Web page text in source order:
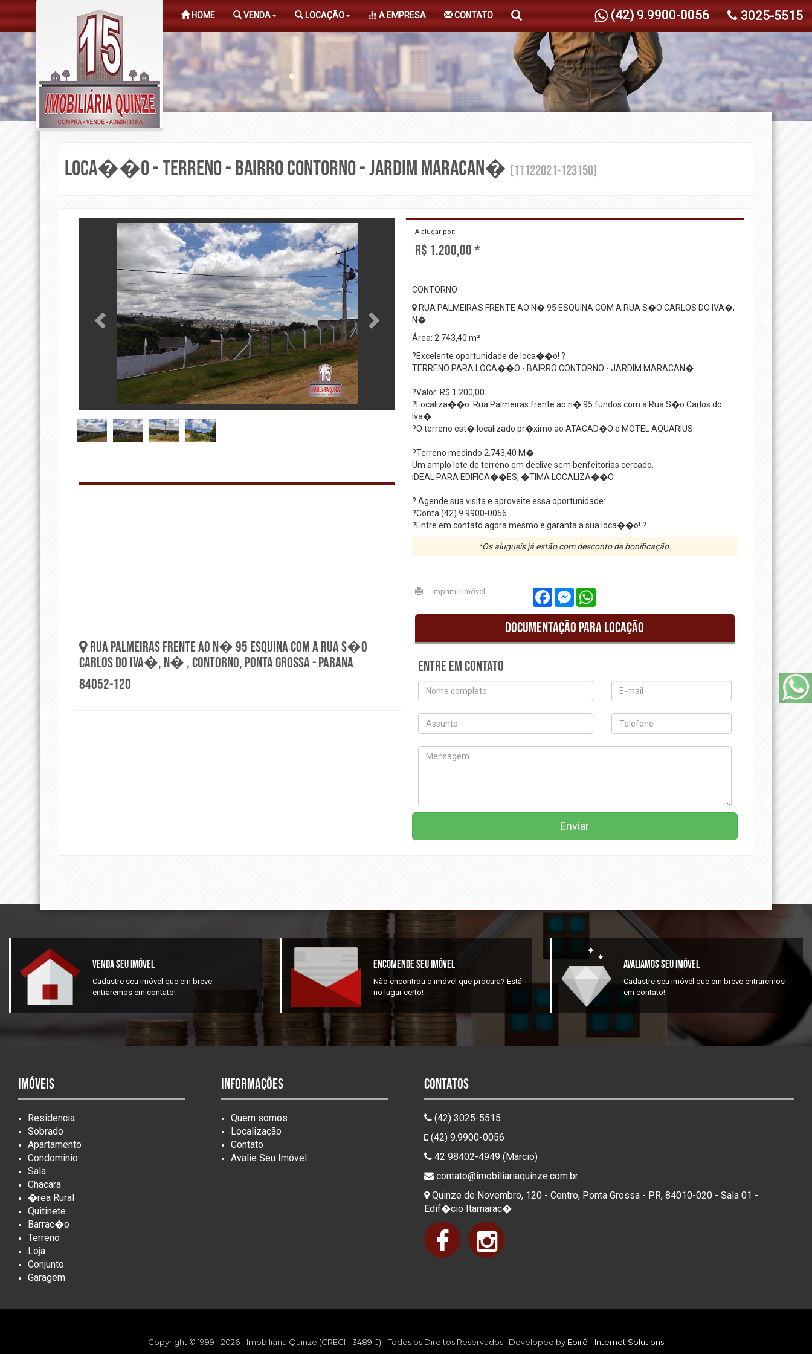
HOME VENDA LOCAÇÃO A EMPRESA CONTATO (42) 9.9900-0056 3025-5515
LOCA��O - TERRENO - BAIRRO CONTORNO - JARDIM MARACAN� [11122021-123150]
Previous
rUA PALMEIRAS FRENTE AO N� 95 ESQUINA COM A RUA S�O
CARLOS DO IVA�, n� , contorno, ponta grossa - Parana
84052-120
A alugar por:
R$ 1.200,00 *
CONTORNO
RUA PALMEIRAS FRENTE AO N� 95 ESQUINA COM A RUA S�O CARLOS DO IVA�,
N�
Área: 2.743,40 m²
?Excelente oportunidade de loca��o! ?
TERRENO PARA LOCA��O - BAIRRO CONTORNO - JARDIM MARACAN�
?Valor: R$ 1.200,00
?Localiza��o: Rua Palmeiras frente ao n� 95 fundos com a Rua S�o Carlos do
Iva�.
?O terreno est� localizado pr�ximo ao ATACAD�O e MOTEL AQUARIUS.
?Terreno medindo 2.743,40 M�.
Um amplo lote de terreno em declive sem benfeitorias cercado.
iDEAL PARA EDIFICA��ES, �TIMA LOCALIZA��O.
? Agende sua visita e aproveite essa oportunidade:
?Conta (42) 9.9900-0056
?Entre em contato agora mesmo e garanta a sua loca��o! ?
*Os alugueis já estão com desconto de bonificação.
Imprimir Imóvel FacebookMessengerWhatsApp
Documentação para Locação
Entre em contato
Enviar
Venda Seu Imóvel
Cadastre seu imóvel que em breve
entraremos em contato!
Encomende Seu Imóvel
Não encontrou o imóvel que procura? Está
no lugar certo!
Avaliamos Seu Imóvel
Cadastre seu imóvel que em breve entraremos
em contato!
Imóveis
Residencia
Sobrado
Apartamento
Condominio
Sala
Chacara
�rea Rural
Quitinete
Barrac�o
Terreno
Loja
Conjunto
Garagem
Informações
Quem somos
Localização
Contato
Avalie Seu Imóvel
Contatos
(42) 3025-5515
(42) 9.9900-0056
42 98402-4949 (Márcio)
contato@imobiliariaquinze.com.br
Quinze de Novembro, 120 - Centro, Ponta Grossa - PR, 84010-020 - Sala 01 -
Edif�cio Itamarac�
Copyright © 1999 - 2026 - Imobiliária Quinze (CRECI - 3489-J) - Todos os Direitos Reservados | Developed by Ebirô - Internet Solutions